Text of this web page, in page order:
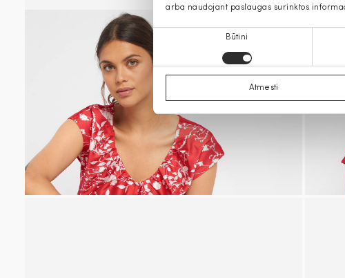
arba naudojant paslaugas surinktos
Sutikimo
pasirinkimas
Būtini
Atmesti